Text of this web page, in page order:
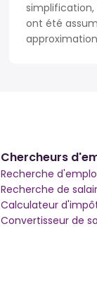
ont été
Chercheurs
Recherche
Recherche de
Calculateur
Convertisseur de